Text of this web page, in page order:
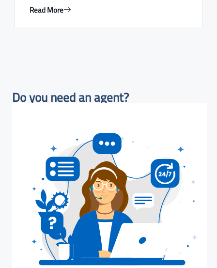
Read More
Do you need an agent?​